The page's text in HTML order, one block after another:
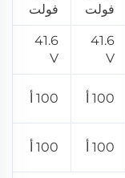
فولت
فولت
41.6
V
41.6
V
100 أ 100 أ
100 أ 100 أ